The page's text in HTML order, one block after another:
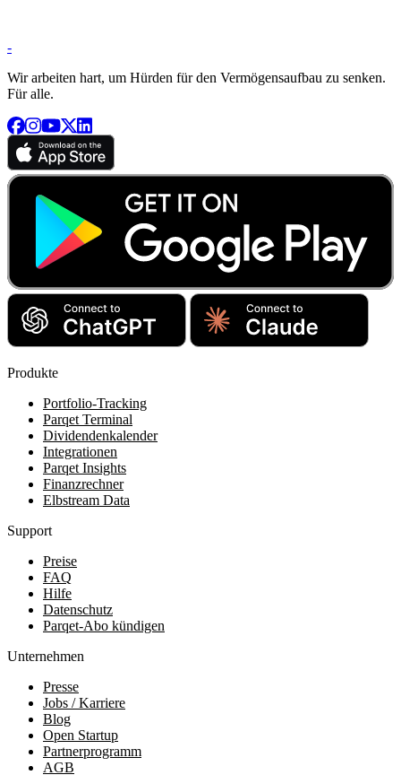
-
Wir arbeiten hart, um Hürden für den Vermögensaufbau zu senken.
Für alle.
Produkte
Portfolio-Tracking
Parqet Terminal
Dividendenkalender
Integrationen
Parqet Insights
Finanzrechner
Elbstream Data
Support
Preise
FAQ
Hilfe
Datenschutz
Parqet-Abo kündigen
Unternehmen
Presse
Jobs / Karriere
Blog
Open Startup
Partnerprogramm
AGB